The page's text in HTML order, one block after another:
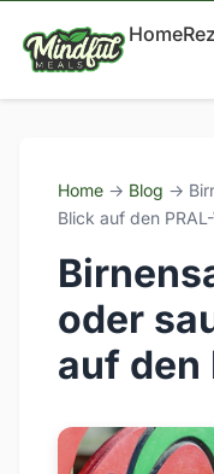
Home
Home → Blog →
Blick auf den
oder
auf den